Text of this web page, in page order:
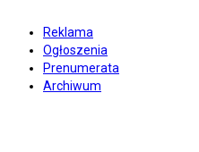
Reklama
Ogłoszenia
Prenumerata
Archiwum